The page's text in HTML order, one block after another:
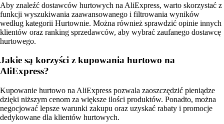
Aby znaleźć dostawców hurtowych na AliExpress, warto skorzystać z
funkcji wyszukiwania zaawansowanego i filtrowania wyników
według kategorii Hurtownie. Można również sprawdzić opinie innych
klientów oraz ranking sprzedawców, aby wybrać zaufanego dostawcę
hurtowego.
Jakie są korzyści z kupowania hurtowo na
AliExpress?
Kupowanie hurtowo na AliExpress pozwala zaoszczędzić pieniądze
dzięki niższym cenom za większe ilości produktów. Ponadto, można
negocjować lepsze warunki zakupu oraz uzyskać rabaty i promocje
dedykowane dla klientów hurtowych.